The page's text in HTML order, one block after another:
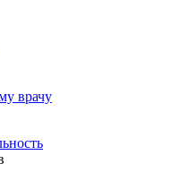
врачу